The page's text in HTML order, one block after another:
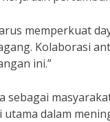
memperkuat
Kolaborasi
ini.”
sebagai
utama dalam